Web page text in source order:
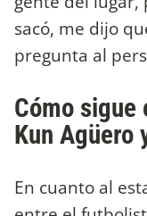
sacó, me dijo
pregunta al
Cómo sigue
Kun Agüero
En cuanto al